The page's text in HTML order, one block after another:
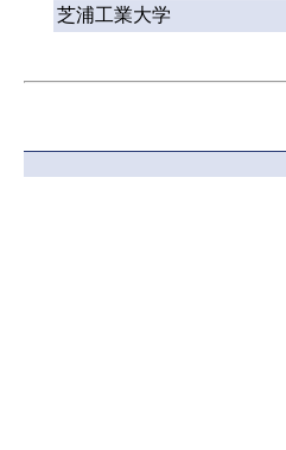
芝浦工業大学